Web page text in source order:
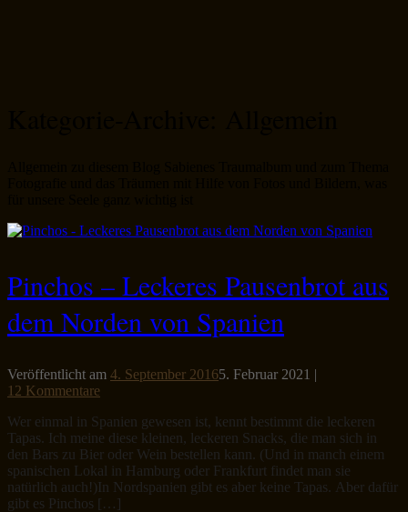
Pinchos – Leckeres Pausenbrot aus
dem Norden von Spanien
Veröffentlicht am 4. September 20165. Februar 2021 |
12 Kommentare
Wer einmal in Spanien gewesen ist, kennt bestimmt die leckeren
Tapas. Ich meine diese kleinen, leckeren Snacks, die man sich in
den Bars zu Bier oder Wein bestellen kann. (Und in manch einem
spanischen Lokal in Hamburg oder Frankfurt findet man sie
natürlich auch!)In Nordspanien gibt es aber keine Tapas. Aber dafür
gibt es Pinchos […]